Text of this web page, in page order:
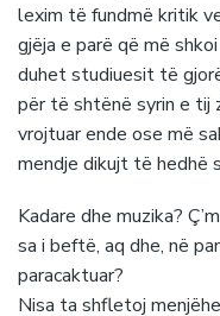
lexim të fundmë kritik
gjëja e parë që më
duhet studiuesit të
për të shtënë syrin e tij
vrojtuar ende ose më
mendje dikujt të hedhë
Kadare dhe muzika?
sa i beftë, aq dhe, në
paracaktuar?
Nisa ta shfletoj